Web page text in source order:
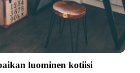
luominen kotiisi